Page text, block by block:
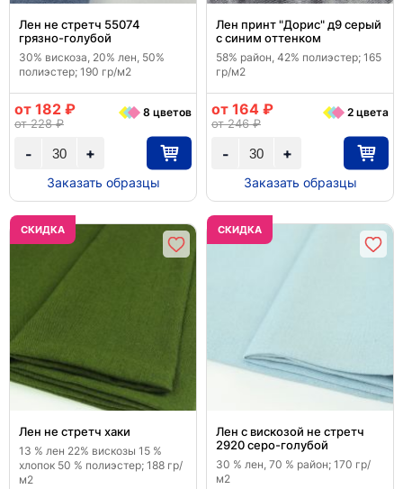
Лен не стретч 55074
грязно-голубой
30% вискоза, 20% лен, 50%
полиэстер; 190 гр/м2
+
-
от 182 ₽
от 228 ₽
8 цветов
Заказать образцы
Лен принт "Дорис" д9 серый
с синим оттенком
58% район, 42% полиэстер; 165
гр/м2
+
-
от 164 ₽
от 246 ₽
2 цвета
Заказать образцы
CКИДКА
Лен не стретч хаки
13 % лен 22% вискозы 15 %
хлопок 50 % полиэстер; 188 гр/
м2
CКИДКА
Лен с вискозой не стретч
2920 серо-голубой
30 % лен, 70 % район; 170 гр/
м2